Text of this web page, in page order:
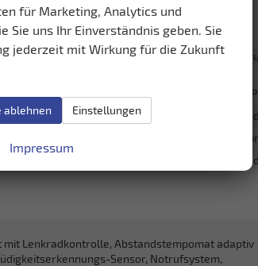
USB, Digitalradio DAB, Android Auto, Apple
Bluetooth, Induktionsladen für
mit Lenkradkontrolle, Abstandstempomat adaptiv
Sensor, Notrufsystem,
für Marketing, Analytics und
Sie uns Ihr Einverständnis geben. Sie
jederzeit mit Wirkung für die Zukunft
ablehnen Einstellungen
Impressum